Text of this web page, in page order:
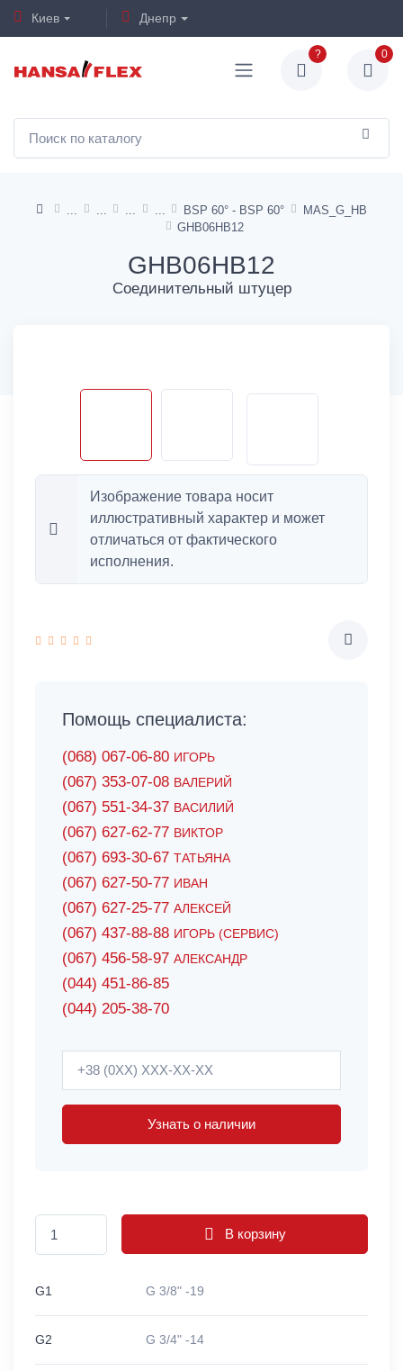
Киев Днепр
? 0
BSP 60° - BSP 60°
MAS_G_HB
GHB06HB12
GHB06HB12
Соединительный штуцер
Изображение товара носит
иллюстративный характер и может
отличаться от фактического
исполнения.
Помощь специалиста:
(068) 067-06-80 ИГОРЬ
(067) 353-07-08 ВАЛЕРИЙ
(067) 551-34-37 ВАСИЛИЙ
(067) 627-62-77 ВИКТОР
(067) 693-30-67 ТАТЬЯНА
(067) 627-50-77 ИВАН
(067) 627-25-77 АЛЕКСЕЙ
(067) 437-88-88 ИГОРЬ (СЕРВИС)
(067) 456-58-97 АЛЕКСАНДР
(044) 451-86-85
(044) 205-38-70
Узнать о наличии
В корзину
G1 G 3/8" -19
G2 G 3/4" -14